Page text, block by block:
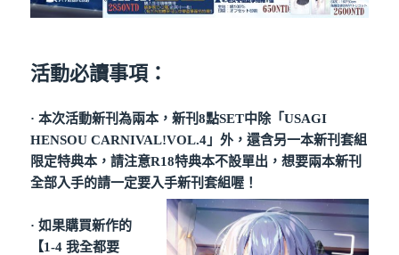
活動必讀事項：
· 本次活動新刊為兩本，新刊8點SET中除「USAGI
HENSOU CARNIVAL!VOL.4」外，還含另一本新刊套組
限定特典本，請注意R18特典本不設單出，想要兩本新刊
全部入手的請一定要入手新刊套組喔！
· 如果購買新作的
【1-4 我全都要